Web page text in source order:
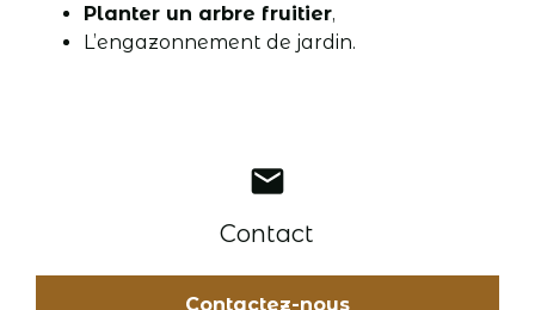
Planter un arbre fruitier,
L’engazonnement de jardin.
mail
Contact
Contactez-nous